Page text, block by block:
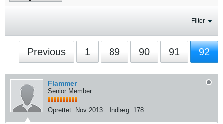
Filter
Previous 1 89 90 91 92
Flammer
Senior Member
Oprettet: Nov 2013 Indlæg: 178